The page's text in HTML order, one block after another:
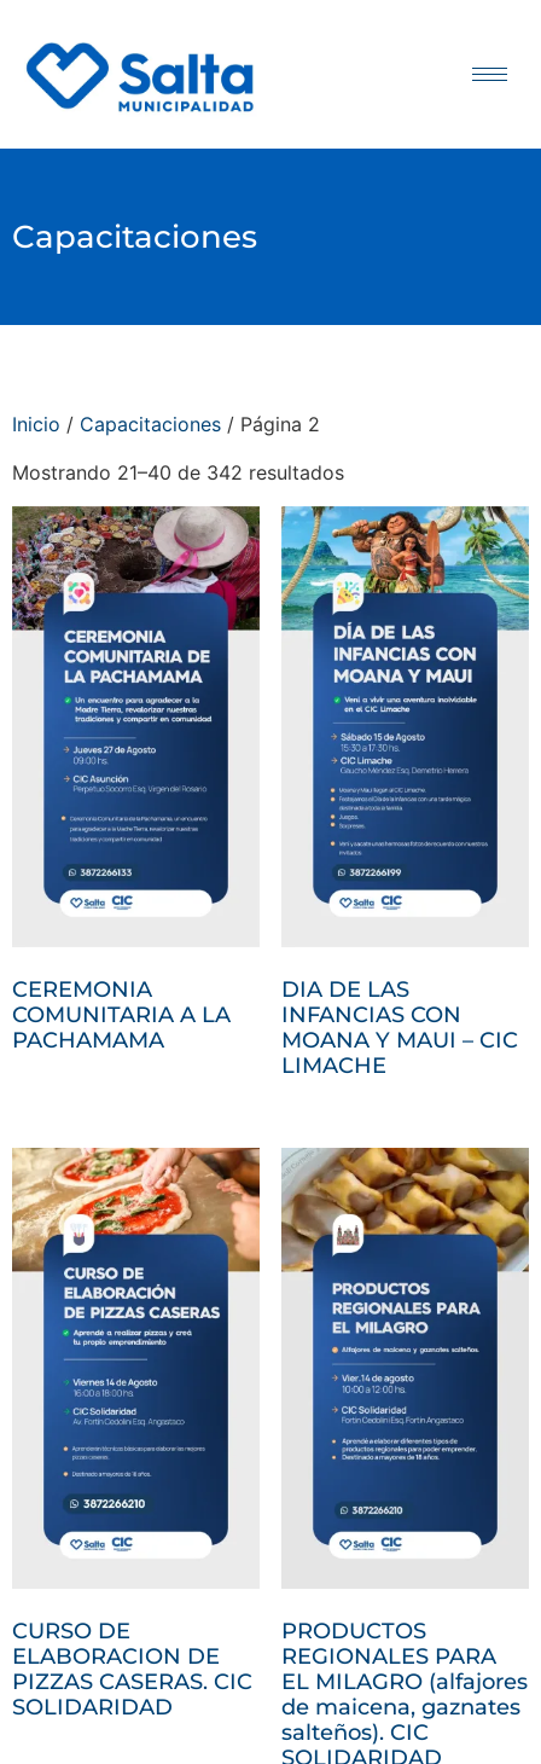
Capacitaciones
Inicio / Capacitaciones / Página 2
Mostrando 21–40 de 342 resultados
CEREMONIA
COMUNITARIA A LA
PACHAMAMA
DIA DE LAS
INFANCIAS CON
MOANA Y MAUI – CIC
LIMACHE
CURSO DE
ELABORACION DE
PIZZAS CASERAS. CIC
SOLIDARIDAD
PRODUCTOS
REGIONALES PARA
EL MILAGRO (alfajores
de maicena, gaznates
salteños). CIC
SOLIDARIDAD